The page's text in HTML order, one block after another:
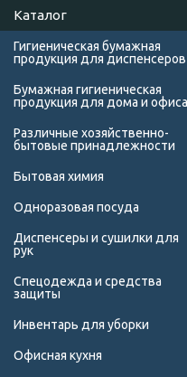
Каталог
Гигиеническая бумажная
продукция для диспенсеров
Бумажная гигиеническая
продукция для дома и офиса
Различные хозяйственно-
бытовые принадлежности
Бытовая химия
Одноразовая посуда
Диспенсеры и сушилки для
рук
Спецодежда и средства
защиты
Инвентарь для уборки
Офисная кухня